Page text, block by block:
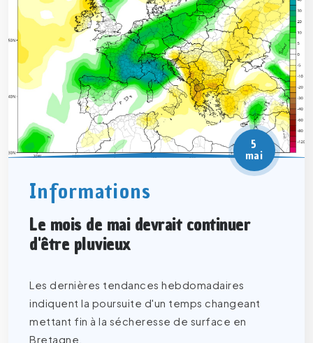
5
mai
Informations
Le mois de mai devrait continuer
d'être pluvieux
Les dernières tendances hebdomadaires
indiquent la poursuite d'un temps changeant
mettant fin à la sécheresse de surface en
Bretagne.